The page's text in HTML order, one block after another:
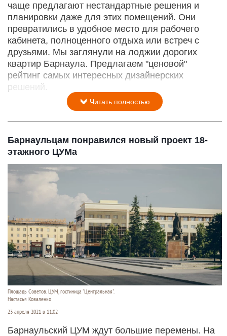
чаще предлагают нестандартные решения и
планировки даже для этих помещений. Они
превратились в удобное место для рабочего
кабинета, полноценного отдыха или встреч с
друзьями. Мы заглянули на лоджии дорогих
квартир Барнаула. Предлагаем "ценовой"
рейтинг самых интересных дизайнерских
решений.
Читать полностью
Барнаульцам понравился новый проект 18-
этажного ЦУМа
Площадь Советов. ЦУМ, гостиница "Центральная".
Настасья Коваленко
23 апреля 2021 в 11:02
Барнаульский ЦУМ ждут большие перемены. На